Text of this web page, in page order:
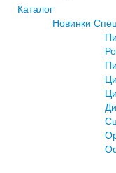
Каталог
Новинки